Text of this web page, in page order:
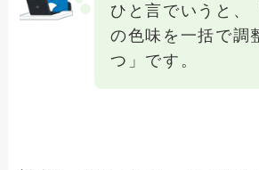
ひと言でいうと、
の色味を一括で調
つ」です。